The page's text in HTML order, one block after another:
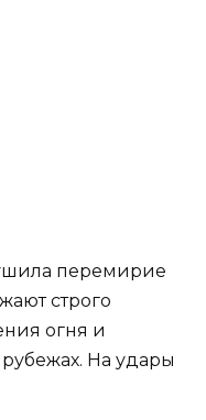
перемирие
строго
огня и
рубежах. На удары